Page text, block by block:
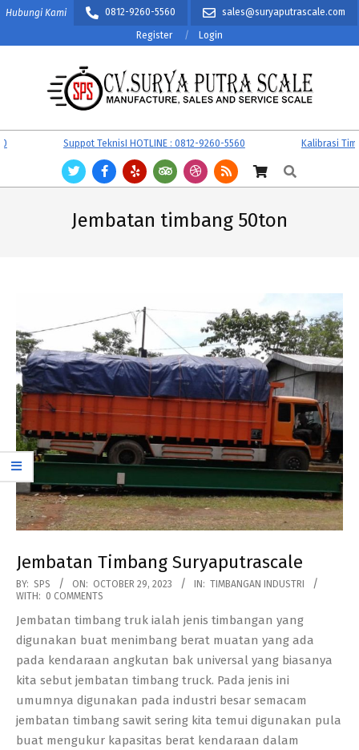
Skip
content
Hubungi Kami 0812-9260-5560 sales@suryaputrascale.com
Register Login
CV.
SURYA
PUTRA
SCALE
Primary
Suppot TeknisI HOTLINE : 0812-9260-5560
Kalibrasi
Search
Jembatan timbang 50ton
Jembatan Timbang Suryaputrascale
2023-
10-
29
BY: SPS ON: OCTOBER 29, 2023 IN: TIMBANGAN INDUSTRI
WITH: 0 COMMENTS
Jembatan timbang truk ialah jenis timbangan yang
digunakan buat menimbang berat muatan yang ada
pada kendaraan angkutan bak universal yang biasanya
kita sebut jembatan timbang truck. Pada jenis ini
umumnya digunakan pada industri besar semacam
jembatan timbang sawit sering kita temui digunakan pula
buat mengukur kapasitas berat kendaraan dalam